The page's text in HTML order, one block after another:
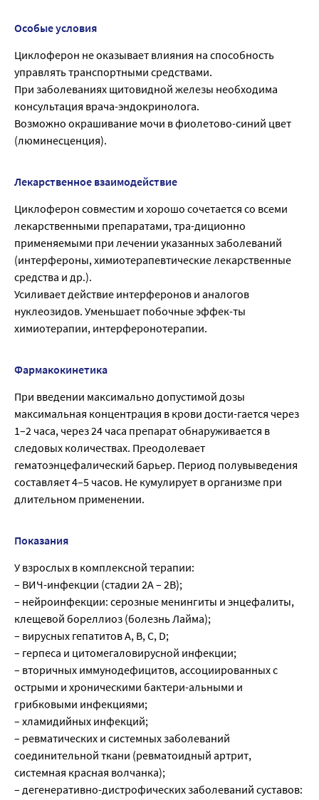
Особые условия
Циклоферон не оказывает влияния на способность
управлять транспортными средствами.
При заболеваниях щитовидной железы необходима
консультация врача-эндокринолога.
Возможно окрашивание мочи в фиолетово-синий цвет
(люминесценция).
Лекарственное взаимодействие
Циклоферон совместим и хорошо сочетается со всеми
лекарственными препаратами, тра-диционно
применяемыми при лечении указанных заболеваний
(интерфероны, химиотерапевтические лекарственные
средства и др.).
Усиливает действие интерферонов и аналогов
нуклеозидов. Уменьшает побочные эффек-ты
химиотерапии, интерферонотерапии.
Фармакокинетика
При введении максимально допустимой дозы
максимальная концентрация в крови дости-гается через
1–2 часа, через 24 часа препарат обнаруживается в
следовых количествах. Преодолевает
гематоэнцефалический барьер. Период полувыведения
составляет 4–5 часов. Не кумулирует в организме при
длительном применении.
Показания
У взрослых в комплексной терапии:
– ВИЧ-инфекции (стадии 2А – 2В);
– нейроинфекции: серозные менингиты и энцефалиты,
клещевой бореллиоз (болезнь Лайма);
– вирусных гепатитов А, В, С, D;
– герпеса и цитомегаловирусной инфекции;
– вторичных иммунодефицитов, ассоциированных с
острыми и хроническими бактери-альными и
грибковыми инфекциями;
– хламидийных инфекций;
– ревматических и системных заболеваний
соединительной ткани (ревматоидный артрит,
системная красная волчанка);
– дегенеративно-дистрофических заболеваний суставов: